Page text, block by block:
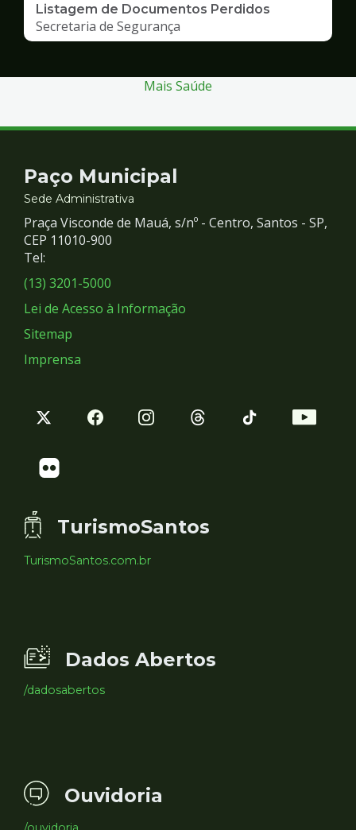
Listagem de Documentos Perdidos
Secretaria de Segurança
Mais Saúde
Contato
e
Redes
Sociais
Paço Municipal
Sede Administrativa
Praça Visconde de Mauá, s/nº - Centro, Santos - SP,
CEP 11010-900
Tel:
(13) 3201-5000
Lei de Acesso à Informação
Sitemap
Imprensa
TurismoSantos
TurismoSantos.com.br
Dados Abertos
/dadosabertos
Ouvidoria